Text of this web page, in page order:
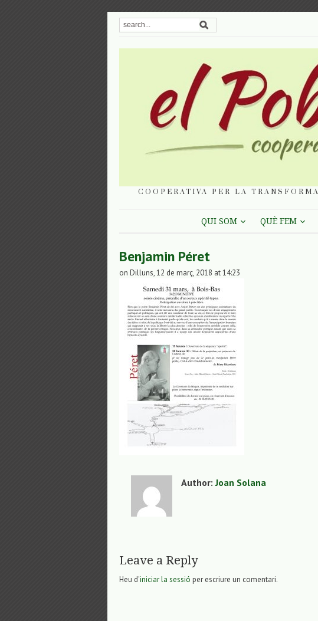
COOPERATIVA PER LA
QUI SOM QUÈ FEM
Benjamin Péret
on Dilluns, 12 de març, 2018 at 14:23
Author:Joan Solana
Leave a Reply
Heu d'iniciar la sessió per escriure un comentari.